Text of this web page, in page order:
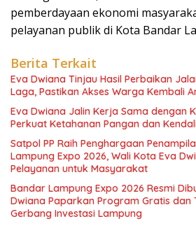
pemberdayaan ekonomi
pelayanan publik di Kota Bandar
Berita Terkait
Eva Dwiana Tinjau Hasil Perbaikan
Laga, Pastikan Akses Warga Kembali
Eva Dwiana Jalin Kerja Sama dengan
Perkuat Ketahanan Pangan dan
Satpol PP Raih Penghargaan
Lampung Expo 2026, Wali Kota Eva
Pelayanan untuk Masyarakat
Bandar Lampung Expo 2026 Resmi
Dwiana Paparkan Program Gratis dan
Gerbang Investasi Lampung